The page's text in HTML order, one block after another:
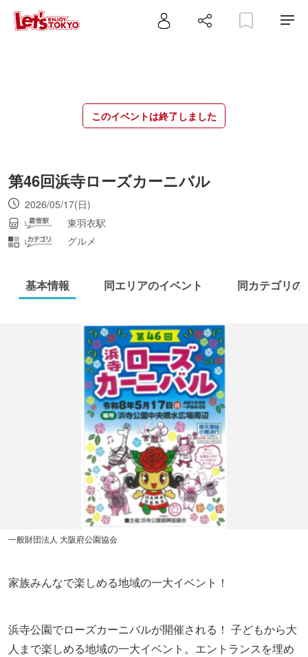
このイベントは終了しました
第46回浜寺ローズカーニバル
2026/05/17(日)
東羽衣駅
グルメ
基本情報 同エリアのイベント 同カテゴリの
一般財団法人 大阪府公園協会
家族みんなで楽しめる地域の一大イベント！
浜寺公園でローズカーニバルが開催される！ 子どもから大
人まで楽しめる地域の一大イベント。エントランスを埋め